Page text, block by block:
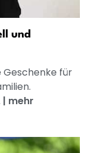
und
Geschenke für
| mehr